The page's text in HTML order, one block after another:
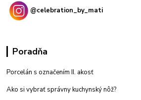
@celebration_by_mati
Poradňa
Porcelán s označením II. akosť
Ako si vybrať správny kuchynský nôž?